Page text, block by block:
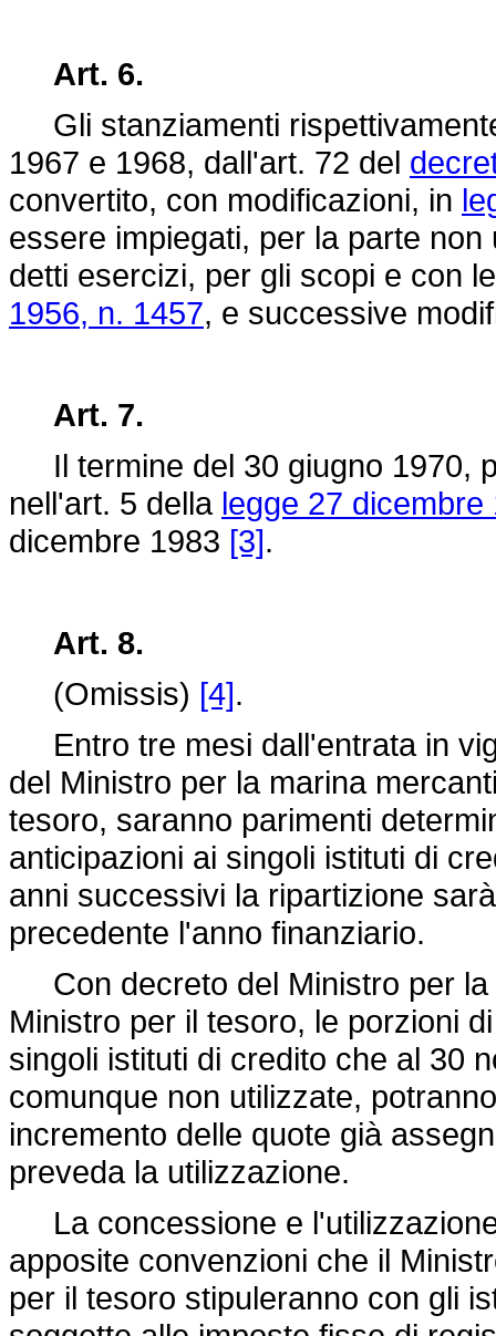
Art. 6.
Gli stanziamenti
1967 e 1968, dall'art. 72 del
convertito, con modificazioni, in
essere impiegati, per la parte
detti esercizi, per gli scopi e con
1956, n. 1457, e successive
Art. 7.
Il termine del 30 giugno 1970,
nell'art. 5 della legge 27 dicembre
dicembre 1983 [3].
Art. 8.
(Omissis) [4].
Entro tre mesi dall'entrata in
del Ministro per la marina
tesoro, saranno parimenti
anticipazioni ai singoli istituti di
anni successivi la ripartizione
precedente l'anno finanziario.
Con decreto del Ministro per la
Ministro per il tesoro, le porzioni
singoli istituti di credito che al 30
comunque non utilizzate,
incremento delle quote già
preveda la utilizzazione.
La concessione e
apposite convenzioni che il
per il tesoro stipuleranno con gli